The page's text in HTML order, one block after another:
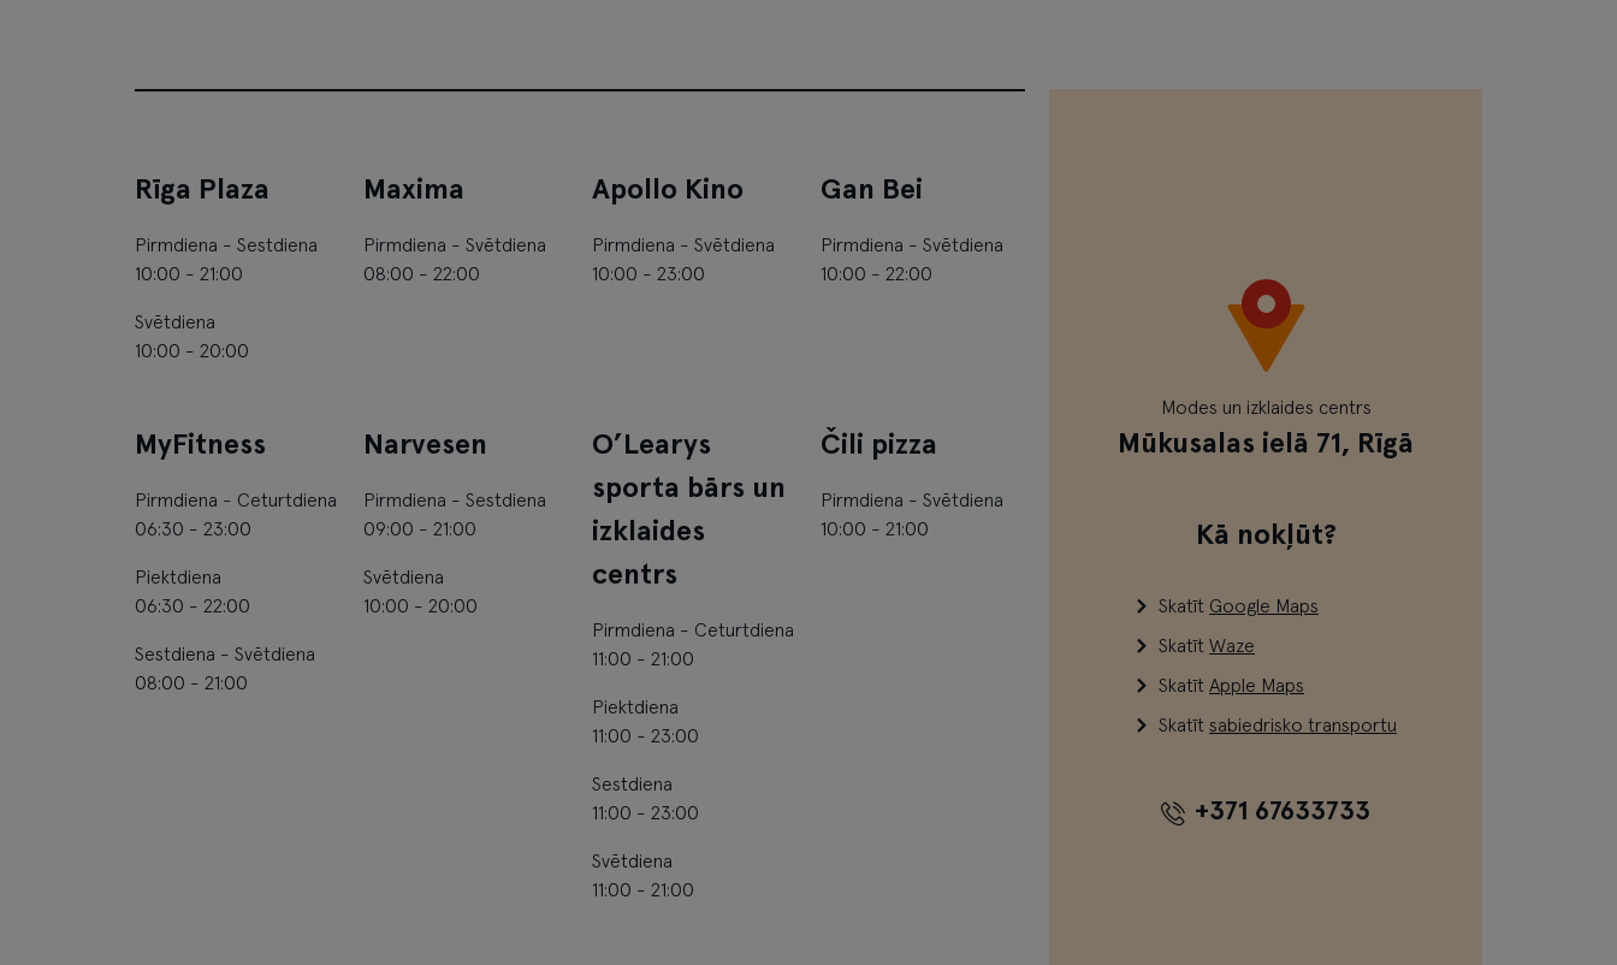
Rīga Plaza
Pirmdiena - Sestdiena
10:00 - 21:00
Svētdiena
10:00 - 20:00
Maxima
Pirmdiena - Svētdiena
08:00 - 22:00
Apollo Kino
Pirmdiena - Svētdiena
10:00 - 23:00
Gan Bei
Pirmdiena - Svētdiena
10:00 - 22:00
MyFitness
Pirmdiena - Ceturtdiena
06:30 - 23:00
Piektdiena
06:30 - 22:00
Sestdiena - Svētdiena
08:00 - 21:00
Narvesen
Pirmdiena - Sestdiena
09:00 - 21:00
Svētdiena
10:00 - 20:00
O’Learys
sporta bārs un
izklaides
centrs
Pirmdiena - Ceturtdiena
11:00 - 21:00
Piektdiena
11:00 - 23:00
Sestdiena
11:00 - 23:00
Svētdiena
11:00 - 21:00
Čili pizza
Pirmdiena - Svētdiena
10:00 - 21:00
Modes un izklaides centrs
Mūkusalas ielā 71, Rīgā
Kā nokļūt?
Skatīt Google Maps
Skatīt Waze
Skatīt Apple Maps
Skatīt sabiedrisko transportu
+371 67633733